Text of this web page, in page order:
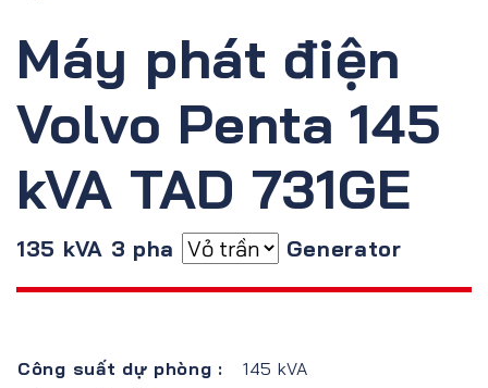
Máy phát điện
Volvo Penta 145
kVA TAD 731GE
135 kVA 3 pha Generator
Công suất dự phòng :
145 kVA